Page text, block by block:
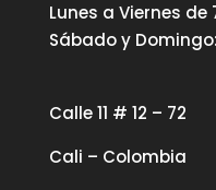
Lunes a Viernes
Sábado y
Calle 11 # 12 – 72
Cali – Colombia